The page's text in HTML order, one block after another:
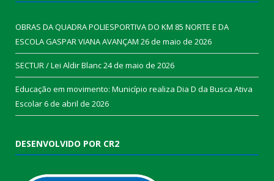
OBRAS DA QUADRA POLIESPORTIVA DO KM 85 NORTE E DA
ESCOLA GASPAR VIANA AVANÇAM 26 de maio de 2026
SECTUR / Lei Aldir Blanc24 de maio de 2026
Educação em movimento: Município realiza Dia D da Busca Ativa
Escolar6 de abril de 2026
DESENVOLVIDO POR CR2